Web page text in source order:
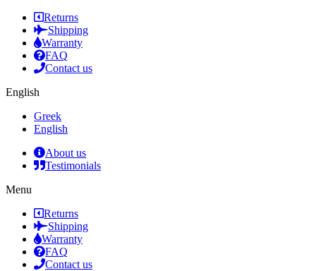
Returns
Shipping
Warranty
FAQ
Contact us
English
Greek
English
About us
Testimonials
Menu
Returns
Shipping
Warranty
FAQ
Contact us